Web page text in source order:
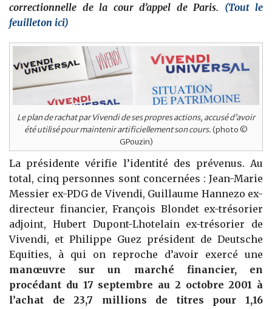
correctionnelle de la cour d’appel de Paris. (Tout le
feuilleton ici)
Le plan de rachat par Vivendi de ses propres actions, accusé d’avoir
été utilisé pour maintenir artificiellement son cours. (photo ©
GPouzin)
La présidente vérifie l’identité des prévenus. Au
total, cinq personnes sont concernées : Jean-Marie
Messier ex-PDG de Vivendi, Guillaume Hannezo ex-
directeur financier, François Blondet ex-trésorier
adjoint, Hubert Dupont-Lhotelain ex-trésorier de
Vivendi, et Philippe Guez président de Deutsche
Equities, à qui on reproche d’avoir exercé une
manœuvre sur un marché financier, en
procédant du 17 septembre au 2 octobre 2001 à
l’achat de 23,7 millions de titres pour 1,16